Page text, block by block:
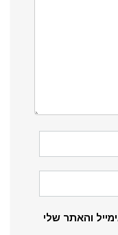
והאתר שלי